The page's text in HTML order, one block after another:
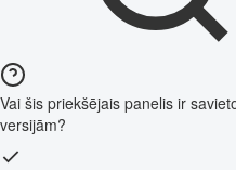
Vai šis priekšējais panelis ir
versijām?